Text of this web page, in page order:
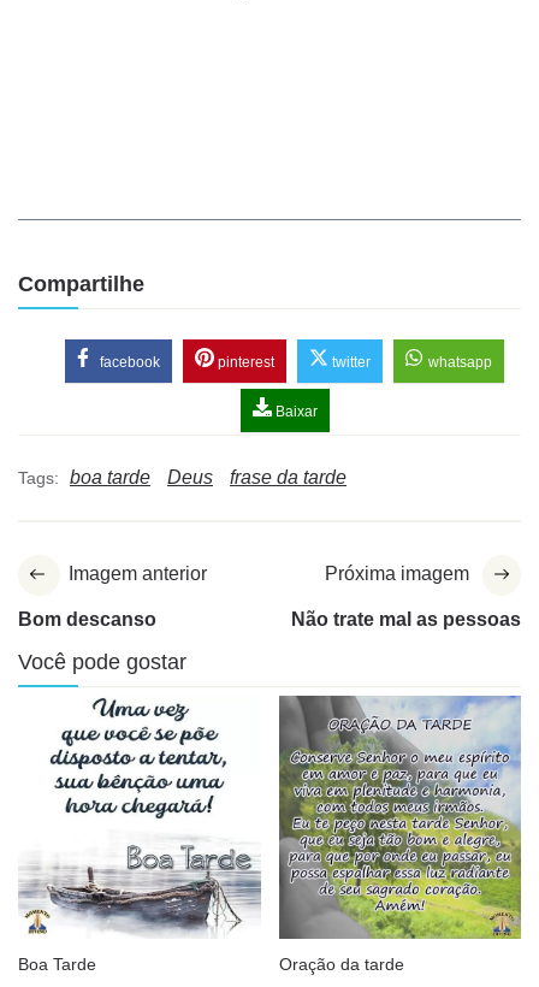
Compartilhe
facebook pinterest twitter whatsapp
Baixar
Tags: boa tarde Deus frase da tarde
Imagem anterior
Bom descanso
Próxima imagem
Não trate mal as pessoas
Você pode gostar
Boa Tarde Oração da tarde